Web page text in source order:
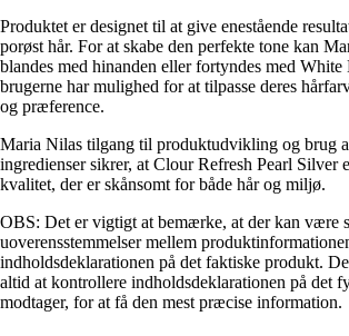
Produktet er designet til at give enestående
porøst hår. For at skabe den perfekte tone kan
blandes med hinanden eller fortyndes med
brugerne har mulighed for at tilpasse deres
og præference.
Maria Nilas tilgang til produktudvikling og brug
ingredienser sikrer, at Clour Refresh Pearl Silver
kvalitet, der er skånsomt for både hår og miljø.
OBS: Det er vigtigt at bemærke, at der kan være
uoverensstemmelser mellem
indholdsdeklarationen på det faktiske produkt.
altid at kontrollere indholdsdeklarationen på det
modtager, for at få den mest præcise information.